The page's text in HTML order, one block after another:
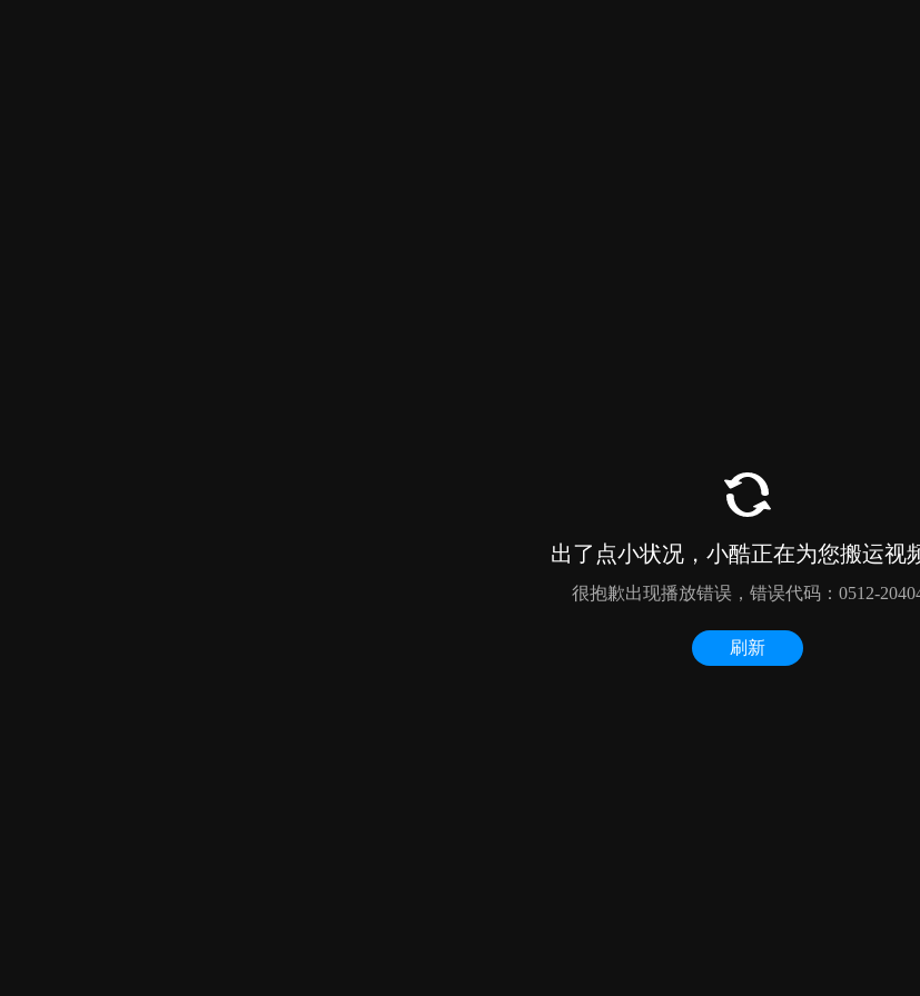
出了点小状况，小酷正在为您搬运视
很抱歉出现播放错误，错误代码：0512-
刷新